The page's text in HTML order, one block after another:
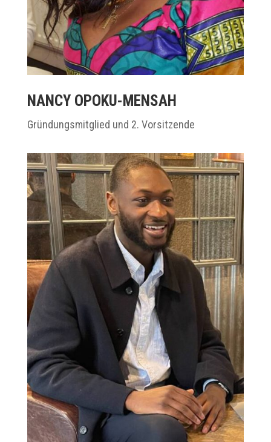
NANCY OPOKU-MENSAH
Gründungsmitglied und 2. Vorsitzende